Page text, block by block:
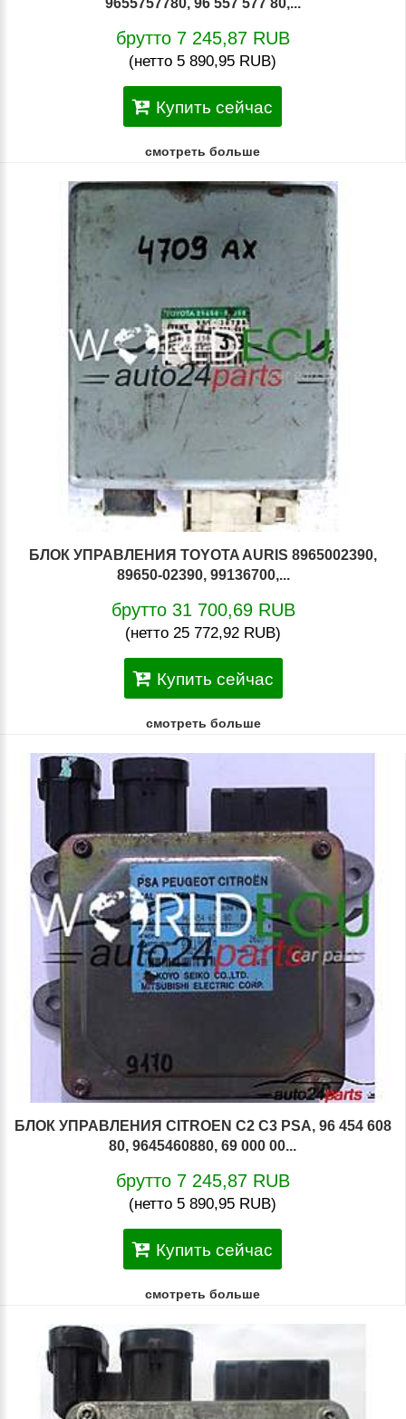
брутто 7 245,87 RUB
(нетто 5 890,95 RUB)
Купить сейчас
смотреть больше
БЛОК УПРАВЛЕНИЯ TOYOTA AURIS 8965002390,
89650-02390, 99136700,...
брутто 31 700,69 RUB
(нетто 25 772,92 RUB)
Купить сейчас
смотреть больше
БЛОК УПРАВЛЕНИЯ CITROEN C2 C3 PSA, 96 454 608
80, 9645460880, 69 000 00...
брутто 7 245,87 RUB
(нетто 5 890,95 RUB)
Купить сейчас
смотреть больше